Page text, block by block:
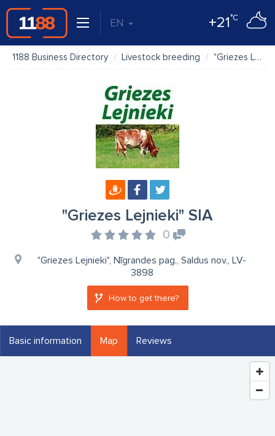
EN +21°C
1188 Business Directory Livestock breeding "Griezes Lejnieki" SIA
"Griezes Lejnieki" SIA
0
"Griezes Lejnieki", Nīgrandes pag., Saldus nov., LV-
3898
How to get there?
Basic information Map Reviews